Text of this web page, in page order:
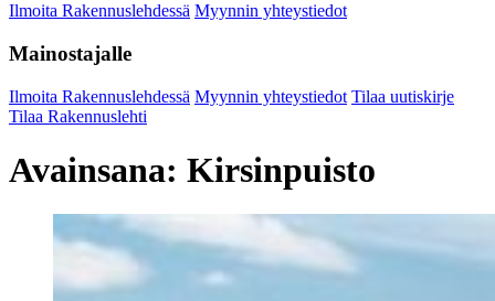
Ilmoita Rakennuslehdessä Myynnin yhteystiedot
Mainostajalle
Ilmoita Rakennuslehdessä Myynnin yhteystiedot Tilaa uutiskirje
Tilaa Rakennuslehti
Avainsana: Kirsinpuisto